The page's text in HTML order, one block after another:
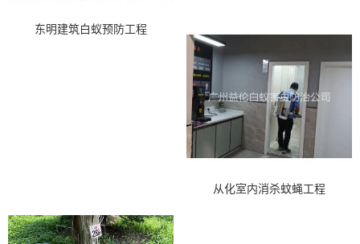
东明建筑白蚁预防工程
从化室内消杀蚊蝇工程